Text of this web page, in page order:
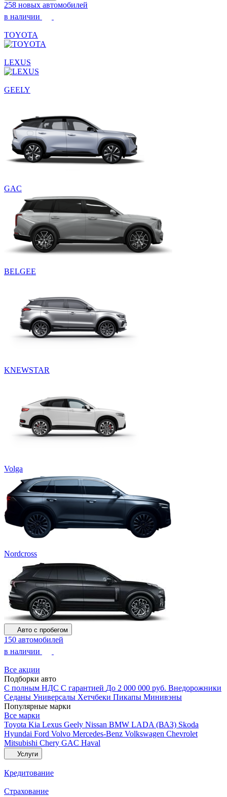
258 новых автомобилей
в наличии
TOYOTA
LEXUS
GEELY
GAC
BELGEE
KNEWSTAR
Volga
Nordcross
Авто с пробегом
150 автомобилей
в наличии
Все акции
Подборки авто
С полным НДС С гарантией До 2 000 000 руб. Внедорожники
Седаны Универсалы Хетчбеки Пикапы Минивэны
Популярные марки
Все марки
Toyota Kia Lexus Geely Nissan BMW LADA (ВАЗ) Skoda
Hyundai Ford Volvo Mercedes-Benz Volkswagen Chevrolet
Mitsubishi Chery GAC Haval
Услуги
Кредитование
Страхование